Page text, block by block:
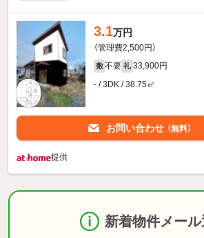
3.1万円
（管理費2,500円）
敷 不要 礼 33,900円
- / 3DK / 38.75㎡
お問い合わせ （無料）
提供
新着物件メール